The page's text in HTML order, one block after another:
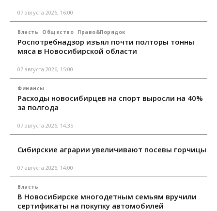
07 августа 2026, 16:00
Власть Общество Право&Порядок
Роспотребнадзор изъял почти полторы тонны
мяса в Новосибирской области
07 августа 2026, 15:00
Финансы
Расходы новосибирцев на спорт выросли на 40%
за полгода
07 августа 2026, 14:35
Сибирские аграрии увеличивают посевы горчицы
07 августа 2026, 14:00
Власть
В Новосибирске многодетным семьям вручили
сертификаты на покупку автомобилей